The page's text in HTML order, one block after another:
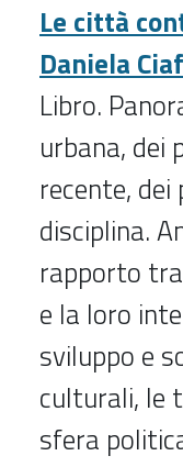
Le città
Daniela
Libro.
urbana,
recente,
disciplina.
rapporto
e la loro
sviluppo e
culturali, le
sfera